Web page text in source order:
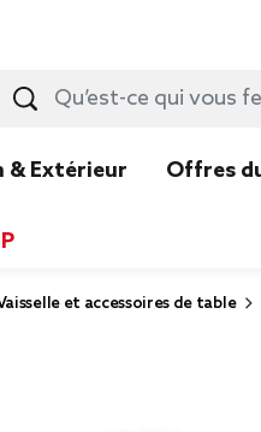
& Extérieur Offres
et accessoires de table